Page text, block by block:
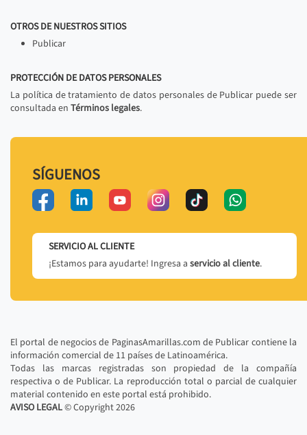
OTROS DE NUESTROS SITIOS
Publicar
PROTECCIÓN DE DATOS PERSONALES
La política de tratamiento de datos personales de Publicar puede ser
consultada en Términos legales.
SÍGUENOS
SERVICIO AL CLIENTE
¡Estamos para ayudarte! Ingresa a servicio al cliente.
El portal de negocios de PaginasAmarillas.com de Publicar contiene la
información comercial de 11 países de Latinoamérica.
Todas las marcas registradas son propiedad de la compañía
respectiva o de Publicar. La reproducción total o parcial de cualquier
material contenido en este portal está prohibido.
AVISO LEGAL© Copyright2026